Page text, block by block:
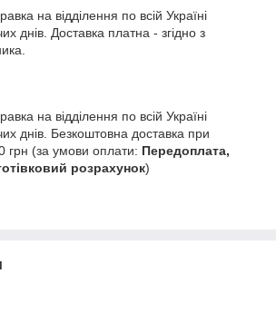
на відділення по всій Україні
днів. Доставка платна - згідно з
на відділення по всій Україні
днів. Безкоштовна доставка при
грн (за умови оплати: Передоплата,
розрахунок)